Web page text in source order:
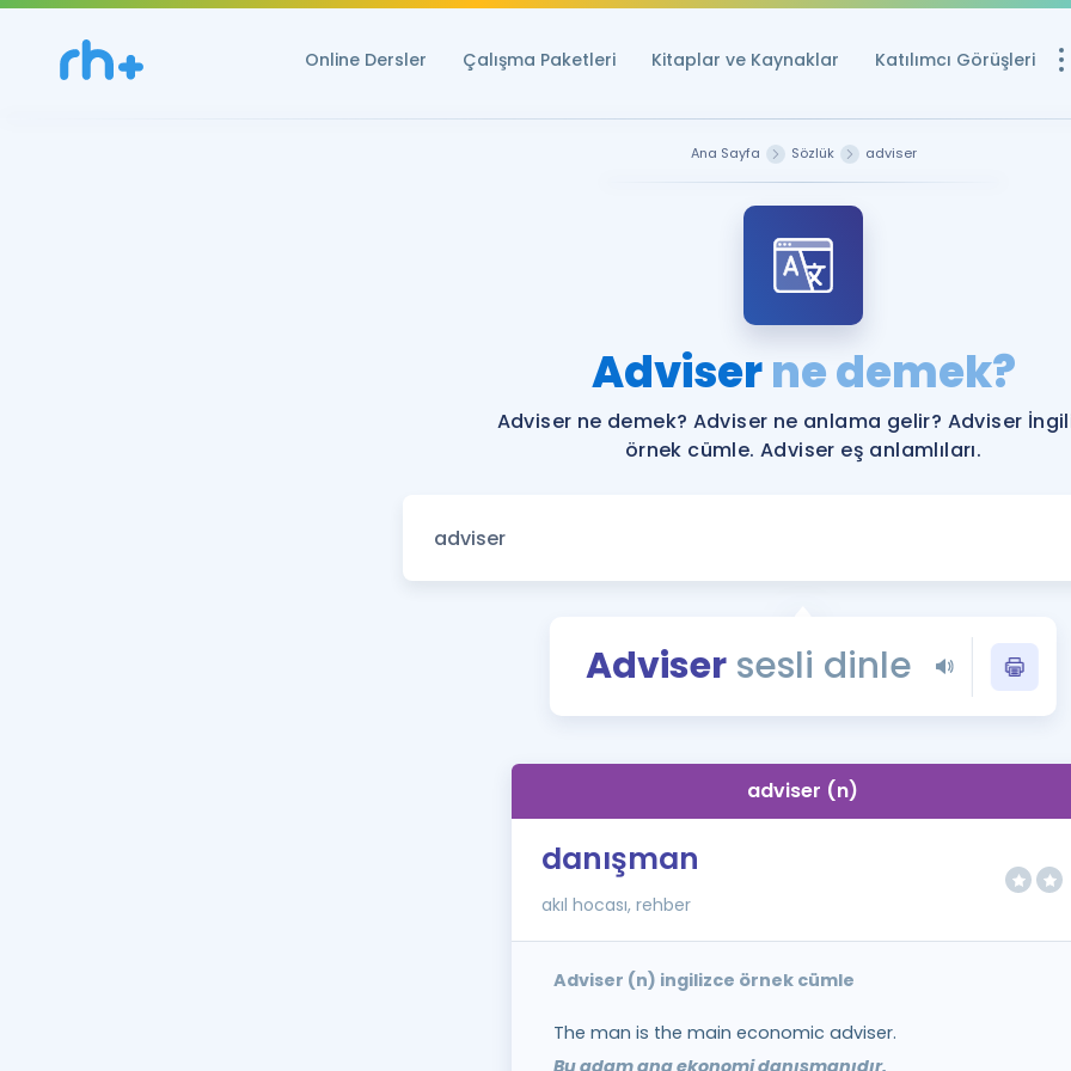
Online Dersler Çalışma Paketleri Kitaplar ve Kaynaklar Katılımcı Görüşleri
YDS ve YÖKDİL
Rehberlik Aracı
YDS ve YÖKDİL'e
Tüm ÖSYM
YDS - YÖKDİL
İngilizce Gramer
Ana Sayfa Sözlük adviser
Adviserne demek?
Adviser ne demek? Adviser ne anlama gelir? Adviser
örnek cümle. Adviser eş anlamlıları.
Advisersesli dinle
adviser (n)
danışman
akıl hocası, rehber
Adviser (n) ingilizce örnek cümle
The man is the main economic adviser.
Bu adam ana ekonomi danışmanıdır.